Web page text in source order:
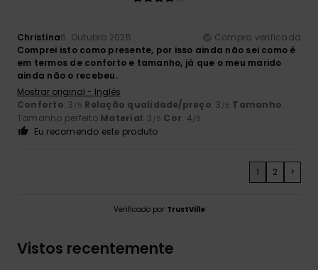
Christina6. Outubro 2025
Compra verificada
Comprei isto como presente, por isso ainda não sei como é
em termos de conforto e tamanho, já que o meu marido
ainda não o recebeu.
Mostrar original - Inglês
Conforto: 3 /5 Relação qualidade/preço: 3 /5 Tamanho:
Tamanho perfeito Material: 3 /5 Cor: 4/5
Eu recomendo este produto
1 2 >
Verificado por TrustVille
Vistos recentemente